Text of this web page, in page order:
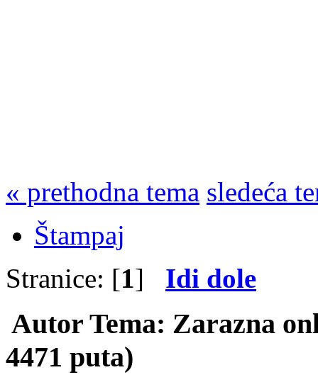
« prethodna tema sledeća
Štampaj
Stranice: [1] Idi dole
Autor Tema: Zarazna
4471 puta)